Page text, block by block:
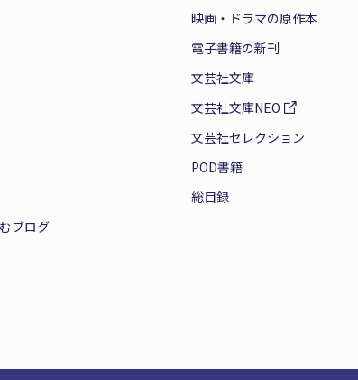
ブログ
映画・ドラマの原作本
電子書籍の新刊
文芸社文庫
文芸社文庫NEO
文芸社セレクション
POD書籍
総目録